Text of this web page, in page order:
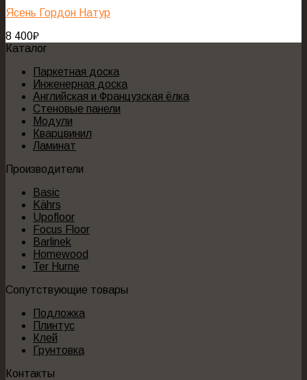
Ясень Гордон Натур
8 400₽
Каталог
Паркетная доска
Инженерная доска
Английская и Французская ёлка
Стеновые панели
Модули
Кварцвинил
Ламинат
Производители
Basic
Kährs
Upofloor
Focus Floor
Barlinek
Homewood
Ter Hurne
Сопутствующие товары
Подложка
Плинтус
Клей
Грунтовка
Контакты